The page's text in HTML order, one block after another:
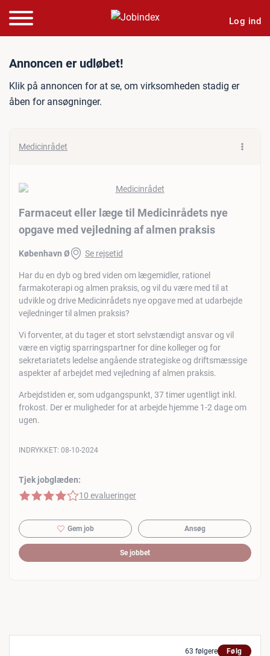
Log ind
Jobannonce: Farmaceut
Annoncen er udløbet!
Klik på annoncen for at se, om virksomheden stadig er
åben for ansøgninger.
Medicinrådet
Farmaceut eller læge til Medicinrådets nye
opgave med vejledning af almen praksis
København Ø Se rejsetid
Har du en dyb og bred viden om lægemidler, rationel
farmakoterapi og almen praksis, og vil du være med til at
udvikle og drive Medicinrådets nye opgave med at udarbejde
vejledninger til almen praksis?
Vi forventer, at du tager et stort selvstændigt ansvar og vil
være en vigtig sparringspartner for dine kolleger og for
sekretariatets ledelse angående strategiske og driftsmæssige
aspekter af arbejdet med vejledning af almen praksis.
Arbejdstiden er, som udgangspunkt, 37 timer ugentligt inkl.
frokost. Der er muligheder for at arbejde hjemme 1-2 dage om
ugen.
Tjek jobglæden:
4 af 5 stjerner
10 evalueringer
INDRYKKET: 08-10-2024
Gem job Ansøg
Se jobbet
63 følgere Følg